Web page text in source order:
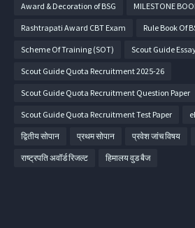
Award & Decoration of BSG MILESTONE
Rashtrapati Award CBT Exam Rule Book Of
Scheme Of Training (SOT) Scout Guide
Scout Guide Quota Recruitment 2025-26
Scout Guide Quota Recruitment Question Paper
Scout Guide Quota Recruitment Test Paper
द्वितीय सोपान प्रथम सोपान प्रवेश जांच विषय
राष्ट्रपति अवॉर्ड रिजल्ट हिमालय वुड बैज